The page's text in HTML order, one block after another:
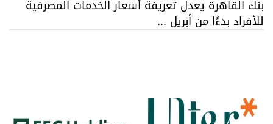
بنك القاهرة يعدل تعريفة أسعار الخدمات المصرفية
للأفراد بدءًا من أبريل ...